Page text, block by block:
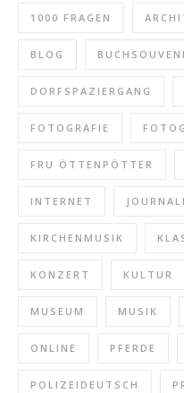
1000 FRAGEN
BLOG
DORFSPAZIERGANG
FOTOGRAFIE
FRU ÖTTENPÖTTER
INTERNET
KIRCHENMUSIK
KONZERT KULTUR
MUSEUM MUSIK
ONLINE PFERDE
POLIZEIDEUTSCH